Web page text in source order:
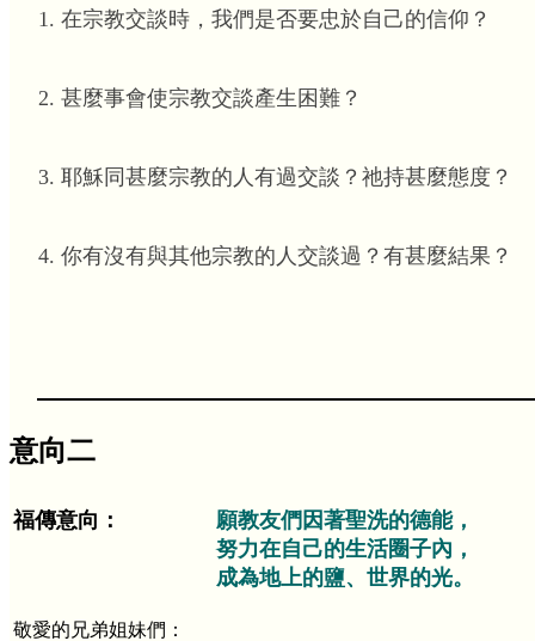
在宗教交談時，我們是否要忠於自己的信仰？
甚麼事會使宗教交談產生困難？
耶穌同甚麼宗教的人有過交談？祂持甚麼態度？
你有沒有與其他宗教的人交談過？有甚麼結果？
意向二
福傳意向：
願教友們因著聖洗的德能，
努力在自己的生活圈子內，
成為地上的鹽、世界的光。
敬愛的兄弟姐妹們：